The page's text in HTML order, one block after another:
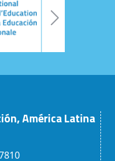
América Latina